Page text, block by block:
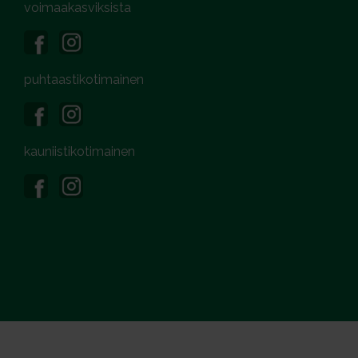
voimaakasviksista
puhtaastikotimainen
kauniistikotimainen